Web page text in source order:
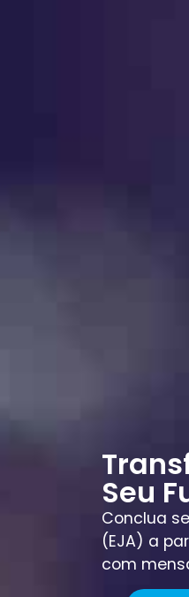
Seu
Conclua
(EJA) a
com